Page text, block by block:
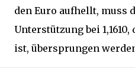
den Euro aufhellt, muss
Unterstützung bei
ist, übersprungen